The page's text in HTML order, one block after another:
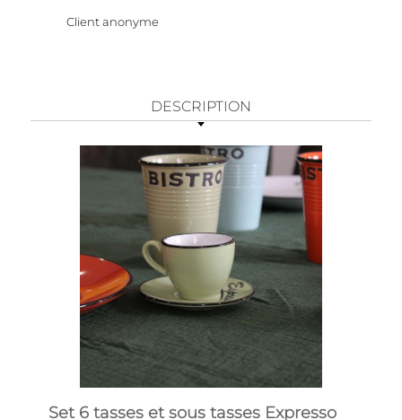
Client anonyme
DESCRIPTION
Set 6 tasses et sous tasses Expresso